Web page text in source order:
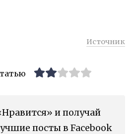
Источник
и получай
посты в Facebook